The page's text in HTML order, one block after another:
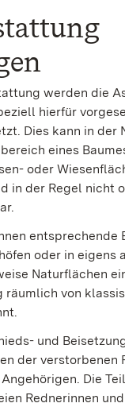
werden die
hierfür
Dies kann in der
eines
oder
in der Regel nicht
entsprechende
oder in eigens
Naturflächen
räumlich von
und
der verstorbenen
Die
Rednerinnen